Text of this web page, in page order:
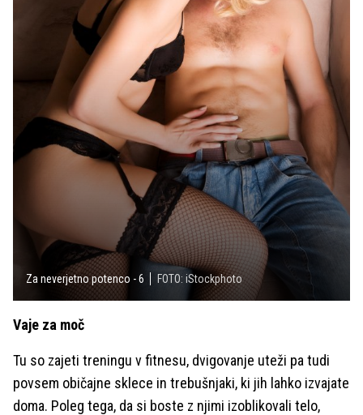
Za neverjetno potenco - 6 FOTO: iStockphoto
Vaje za moč
Tu so zajeti treningu v fitnesu, dvigovanje uteži pa tudi
povsem običajne sklece in trebušnjaki, ki jih lahko izvajate
doma. Poleg tega, da si boste z njimi izoblikovali telo,